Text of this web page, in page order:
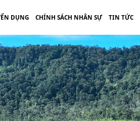
DỤNG CHÍNH SÁCH NHÂN SỰ TIN TỨC